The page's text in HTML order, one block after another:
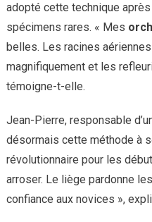
adopté cette technique
spécimens rares. « Mes
belles. Les racines
magnifiquement et les
témoigne-t-elle.
Jean-Pierre, responsable
désormais cette méthode à
révolutionnaire pour les
arroser. Le liège pardonne
confiance aux novices »,